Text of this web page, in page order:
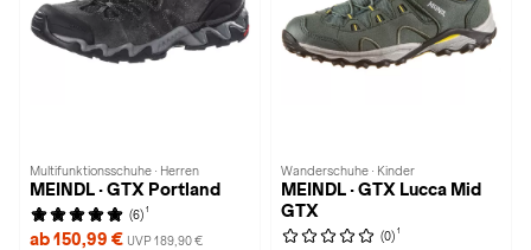
Multifunktionsschuhe · Herren
MEINDL · GTX Portland
(6) 1
ab 150,99 € UVP 189,90 €
Wanderschuhe · Kinder
MEINDL · GTX Lucca Mid
GTX
(0) 1